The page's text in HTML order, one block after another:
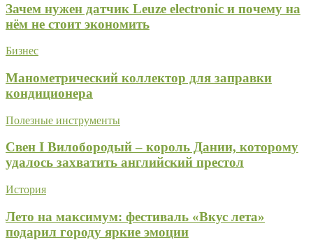
Зачем нужен датчик Leuze electronic и почему на
нём не стоит экономить
Бизнес
Манометрический коллектор для заправки
кондиционера
Полезные инструменты
Свен I Вилобородый – король Дании, которому
удалось захватить английский престол
История
Лето на максимум: фестиваль «Вкус лета»
подарил городу яркие эмоции